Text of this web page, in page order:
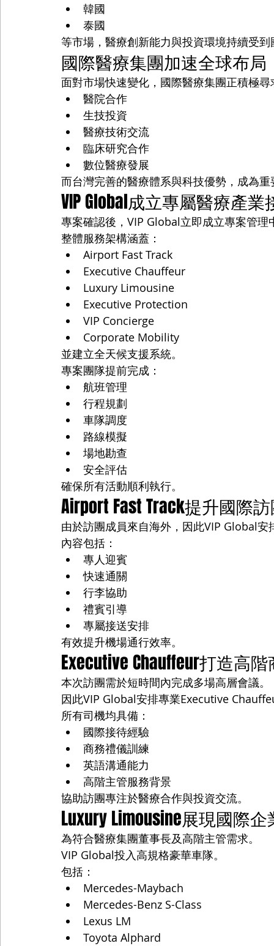
韓國
泰國
等市場，醫療創新能力與投資環境持續受
國際醫療集團加速全球布局
面對市場快速變化，國際醫療集團正積極尋
醫院合作
生技投資
醫療技術交流
臨床研究合作
數位醫療發展
而台灣完善的醫療體系與科技優勢，成為
VIP Global成立專屬醫療產
專案確認後，VIP Global立即成立專案管理
整體服務架構涵蓋：
Airport Fast Track
Executive Chauffeur
Luxury Limousine
Executive Protection
VIP Concierge
Corporate Mobility
並建立全天候支援系統。
專案團隊提前完成：
航班管理
行程規劃
車隊調度
路線模擬
場地勘查
安全評估
確保所有活動順利執行。
Airport Fast Track提升國際
由於訪團成員來自海外，因此VIP Global
內容包括：
專人迎賓
快速通關
行李協助
禮賓引導
專屬接送安排
有效提升機場通行效率。
Executive Chauffeur打造高
本次訪團需於短時間內完成多場高層會議。
因此VIP Global安排專業Executive
所有司機均具備：
國際接待經驗
商務禮儀訓練
英語溝通能力
高階主管服務背景
協助訪團專注於醫療合作與投資交流。
Luxury Limousine展現國際
為符合醫療集團董事長及高階主管需求。
VIP Global投入高規格豪華車隊。
包括：
Mercedes-Maybach
Mercedes-Benz S-Class
Lexus LM
Toyota Alphard